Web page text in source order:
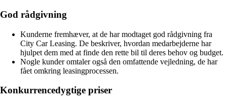
God rådgivning
Kunderne fremhæver, at de har modtaget god rådgivning fra
City Car Leasing. De beskriver, hvordan medarbejderne har
hjulpet dem med at finde den rette bil til deres behov og budget.
Nogle kunder omtaler også den omfattende vejledning, de har
fået omkring leasingprocessen.
Konkurrencedygtige priser